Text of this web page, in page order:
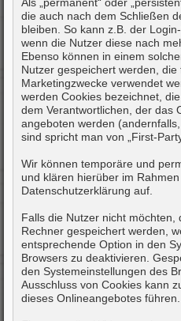
Als „permanent“ oder
die auch nach dem Schließen
bleiben. So kann z.B. der
wenn die Nutzer diese nach
Ebenso können in einem
Nutzer gespeichert werden,
Marketingzwecke verwendet
werden Cookies bezeichnet,
dem Verantwortlichen, der das
angeboten werden
sind spricht man von „First-
Wir können temporäre und
und klären hierüber im
Datenschutzerklärung auf.
Falls die Nutzer nicht möchten,
Rechner gespeichert werden,
entsprechende Option in den
Browsers zu deaktivieren.
den Systemeinstellungen des
Ausschluss von Cookies kann
dieses Onlineangebotes führen.